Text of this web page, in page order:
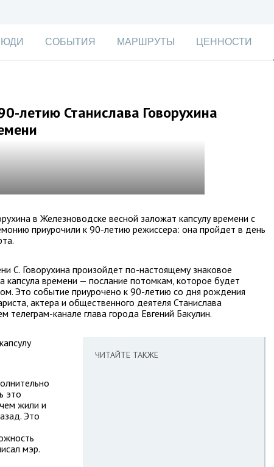
СОБЫТИЯ МАРШРУТЫ ЦЕННОСТИ
летию Станислава Говорухина
в Железноводске весной заложат капсулу времени с
приурочили к 90-летию режиссера: она пройдет в день
С. Говорухина произойдет по-настоящему знаковое
капсула времени — послание потомкам, которое будет
Это событие приурочено к 90-летию со дня рождения
актера и общественного деятеля Станислава
телеграм-канале глава города Евгений Бакулин.
ЧИТАЙТЕ ТАКЖЕ
это
жили и
Это
мэр.